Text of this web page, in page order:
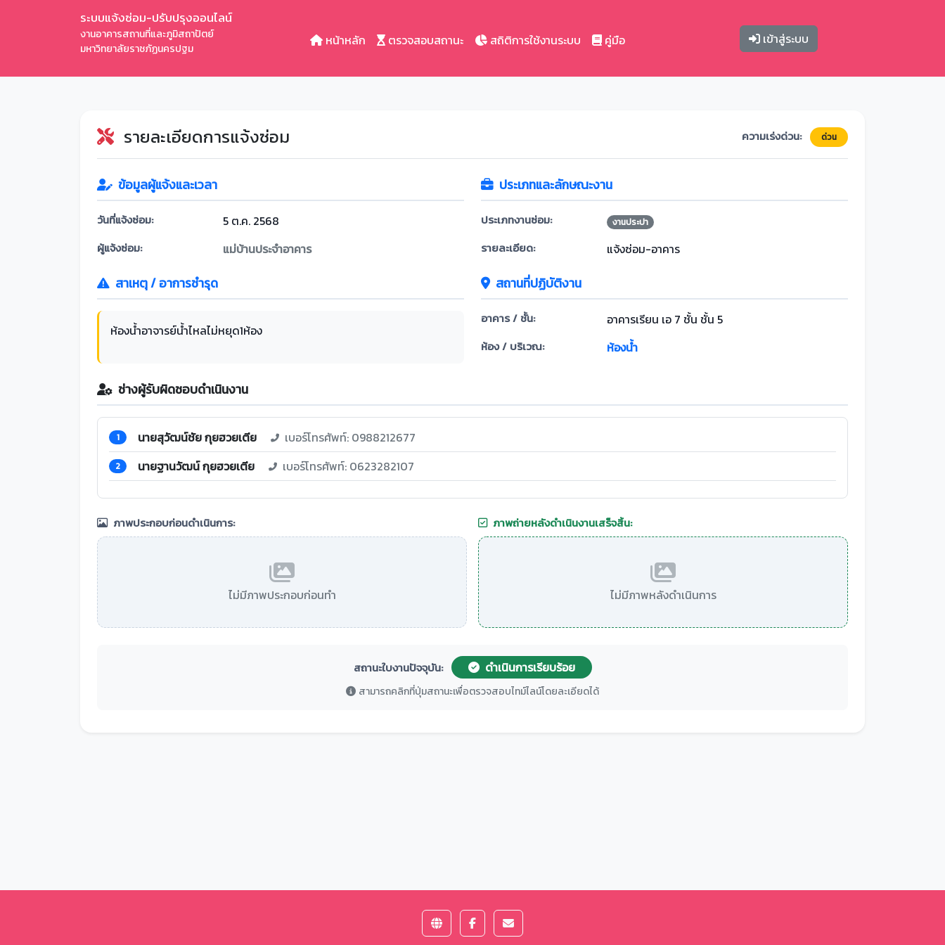
ระบบแจ้งซ่อม-ปรับปรุงออนไลน์
งานอาคารสถานที่และภูมิสถาปัตย์
มหาวิทยาลัยราชภัฏนครปฐม
หน้าหลัก ตรวจสอบสถานะ สถิติการใช้งานระบบ คู่มือ เข้าสู่ระบบ
รายละเอียดการแจ้งซ่อม ความเร่งด่วน: ด่วน
ข้อมูลผู้แจ้งและเวลา
วันที่แจ้งซ่อม: 5 ต.ค. 2568
ผู้แจ้งซ่อม: แม่บ้านประจำอาคาร
ประเภทและลักษณะงาน
ประเภทงานซ่อม: งานประปา
รายละเอียด: แจ้งซ่อม-อาคาร
สาเหตุ / อาการชำรุด
ห้องน้ำอาจารย์น้ำไหลไม่หยุด1ห้อง
สถานที่ปฏิบัติงาน
อาคาร / ชั้น: อาคารเรียน เอ 7 ชั้น ชั้น 5
ห้อง / บริเวณ: ห้องน้ำ
ช่างผู้รับผิดชอบดำเนินงาน
1 นายสุวัฒน์ชัย กุยฮวยเตีย เบอร์โทรศัพท์: 0988212677
2 นายฐานวัฒน์ กุยฮวยเตีย เบอร์โทรศัพท์: 0623282107
ภาพประกอบก่อนดำเนินการ:
ไม่มีภาพประกอบก่อนทำ
ภาพถ่ายหลังดำเนินงานเสร็จสิ้น:
ไม่มีภาพหลังดำเนินการ
สถานะใบงานปัจจุบัน: ดำเนินการเรียบร้อย
สามารถคลิกที่ปุ่มสถานะเพื่อตรวจสอบไทม์ไลน์โดยละเอียดได้